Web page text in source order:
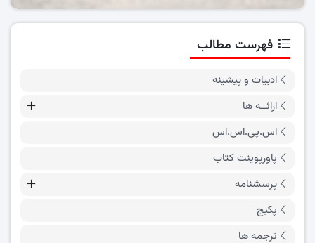
فهرست مطالب
ادبیات و پیشینه
ارائــه ها
اس.پی.اس.اس
پاورپوینت کتاب
پرسشنامه
پکیج
ترجمه ها